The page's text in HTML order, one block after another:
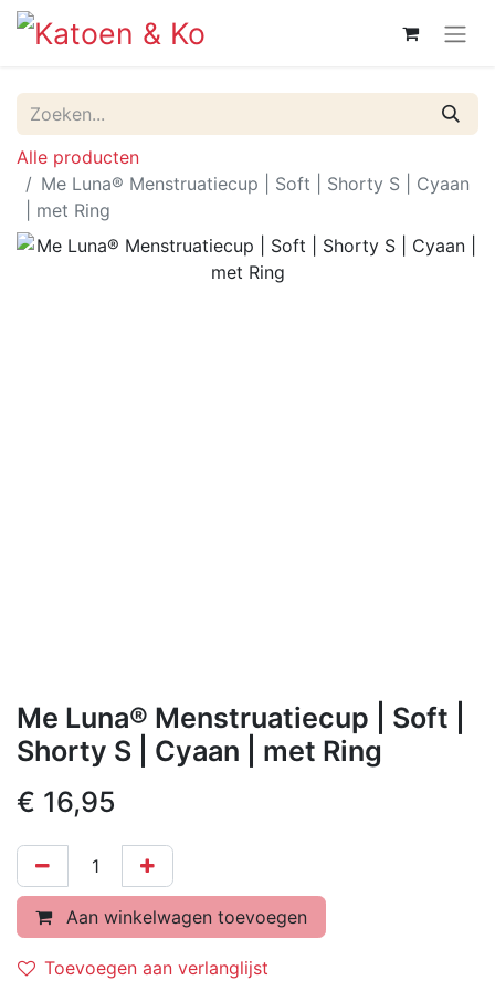
Alle producten
Me Luna® Menstruatiecup | Soft | Shorty S | Cyaan
| met Ring
Me Luna® Menstruatiecup | Soft |
Shorty S | Cyaan | met Ring
€ 16,95
Aan winkelwagen toevoegen
Toevoegen aan verlanglijst